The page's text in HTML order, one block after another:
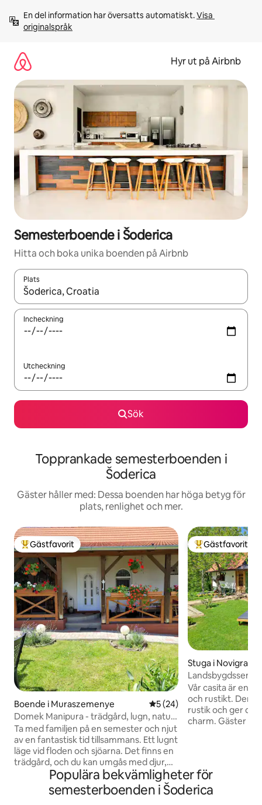
innehåll
En del information har översatts automatiskt. Visa
originalspråk
Hyr ut på Airbnb
Semesterboende i Šoderica
Hitta och boka unika boenden på Airbnb
Plats
När resultaten är tillgängliga kan du navigera med upp- och
Incheckning
Utcheckning
Sök
Topprankade semesterboenden i
Šoderica
Gäster håller med: Dessa boenden har höga betyg för
plats, renlighet och mer.
Populär gästfavorit
Gästfavorit
Boende i Muraszemenye 5 av 5 i genomsnittligt
5 (24)
Domek Manipura - trädgård, lugn, natur.
Termy Lenti.
Ta med familjen på en semester och njut
av en fantastisk tid tillsammans. Ett lugnt
läge vid floden och sjöarna. Det finns en
trädgård, och du kan umgås med djur,
bland annat hästar, katter, hundar och
fåglar vid fiskesjöarna. Avkopplande
familjepromenader, cykelleder och
Populär
Gästfavorit
Stuga i Novigrad
Vår casita är en
och rustikt. Den
rustik och ger
charm. Gäster
köket.
handdukar,
schampo,
Populära bekvämligheter för
semesterboenden i Šoderica